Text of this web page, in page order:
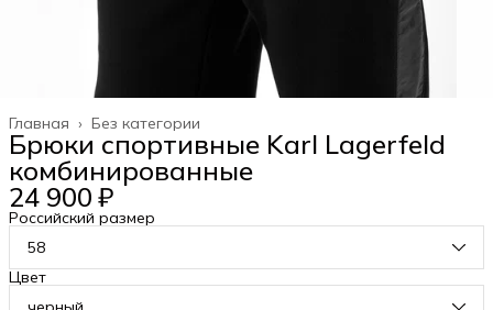
Без категории
Главная ›
Брюки спортивные Karl Lagerfeld
комбинированные
24 900 ₽
Российский размер
58
Цвет